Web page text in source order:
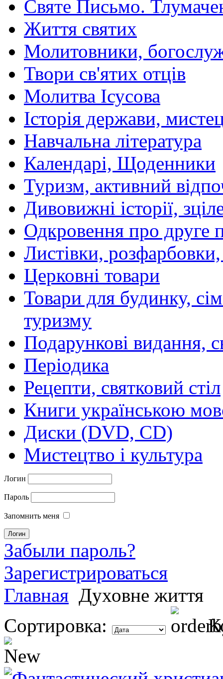
Святе Письмо.
Життя святих
Молитовники,
Твори св'ятих отців
Молитва Ісусова
Історія держави,
Навчальна література
Календарі, Щоденники
Туризм, активний
Дивовижні історії,
Одкровення про друге
Листівки,
Церковні товари
Товари для будинку,
туризму
Подарункові видання,
Періодика
Рецепти, святковий стіл
Книги українською
Диски (DVD, CD)
Мистецтво і культура
Логин
Пароль
Запомнить меня
Забыли пароль?
Зарегистрироваться
Главная Духовне життя
Сортировка: